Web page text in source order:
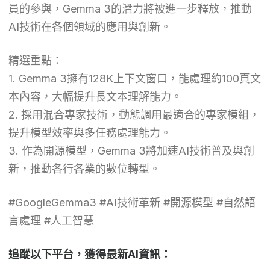
員的參與，Gemma 3的潛力將被進一步釋放，推動
AI技術在各個領域的應用與創新。
精選重點：
1. Gemma 3擁有128K上下文窗口，能處理約100頁文
本內容，大幅提升長文本理解能力。
2. 採用混合專家技術，動態調用最適合的專家模組，
提升模型效率與多任務處理能力。
3. 作為開源模型，Gemma 3將加速AI技術普及與創
新，推動各行各業的數位轉型。
#GoogleGemma3 #AI技術革新 #開源模型 #自然語
言處理 #人工智慧
追蹤以下平台，獲得最新AI資訊：